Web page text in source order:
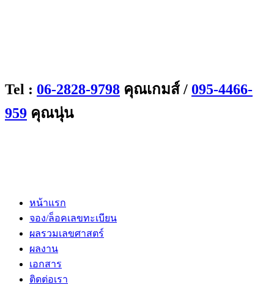
Tel : 06-2828-9798 คุณเกมส์ / 095-4466-
959 คุณนุ่น
หน้าแรก
จอง/ล็อคเลขทะเบียน
ผลรวมเลขศาสตร์
ผลงาน
เอกสาร
ติดต่อเรา